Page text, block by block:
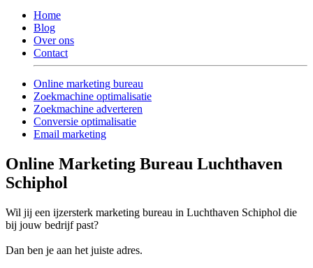
Home
Blog
Over ons
Contact
Online marketing bureau
Zoekmachine optimalisatie
Zoekmachine adverteren
Conversie optimalisatie
Email marketing
Online Marketing Bureau Luchthaven
Schiphol
Wil jij een ijzersterk marketing bureau in Luchthaven Schiphol die
bij jouw bedrijf past?
Dan ben je aan het juiste adres.